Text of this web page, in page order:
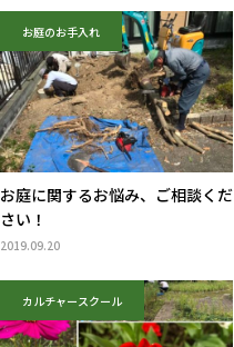
お庭のお手入れ
お庭に関するお悩み、ご相談くだ
さい！
2019.09.20
カルチャースクール